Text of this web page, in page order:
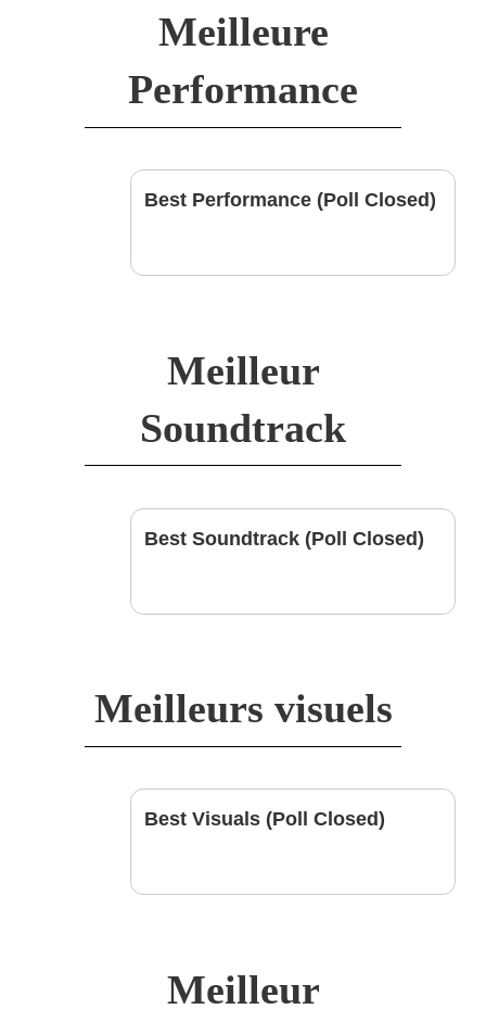
Meilleure
Performance
Best Performance (Poll Closed)
Meilleur
Soundtrack
Best Soundtrack (Poll Closed)
Meilleurs visuels
Best Visuals (Poll Closed)
Meilleur